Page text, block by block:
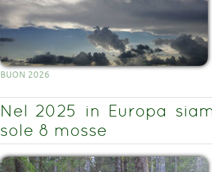
BUON 2026
Nel 2025 in Europa
sole 8 mosse